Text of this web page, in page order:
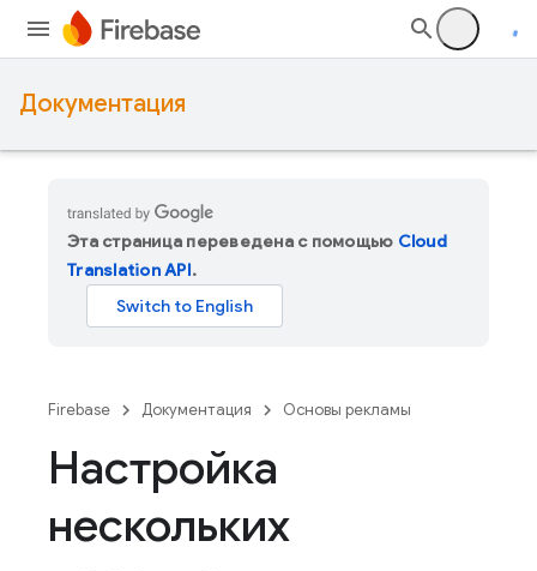
Документация
Эта страница переведена с помощью Cloud
Translation API.
Firebase Документация Основы рекламы
Настройка
нескольких